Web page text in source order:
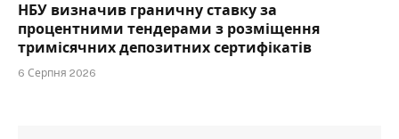
НБУ визначив граничну ставку за
процентними тендерами з розміщення
тримісячних депозитних сертифікатів
6 Серпня 2026